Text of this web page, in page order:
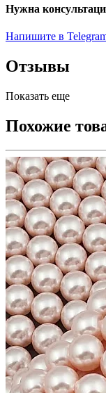
Нужна
Напишите в
Отзывы
Показать еще
Похожие